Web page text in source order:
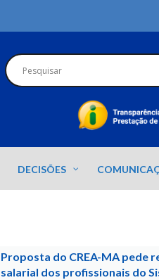
DECISÕES
Proposta do CREA-MA pede
salarial dos profissionais do